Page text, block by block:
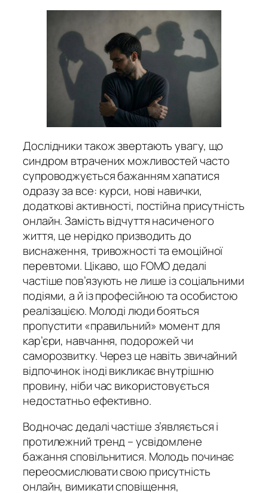
Дослідники також звертають увагу, що
синдром втрачених можливостей часто
супроводжується бажанням хапатися
одразу за все: курси, нові навички,
додаткові активності, постійна присутність
онлайн. Замість відчуття насиченого
життя, це нерідко призводить до
виснаження, тривожності та емоційної
перевтоми. Цікаво, що FOMO дедалі
частіше пов’язують не лише із соціальними
подіями, а й із професійною та особистою
реалізацією. Молоді люди бояться
пропустити «правильний» момент для
кар’єри, навчання, подорожей чи
саморозвитку. Через це навіть звичайний
відпочинок іноді викликає внутрішню
провину, ніби час використовується
недостатньо ефективно.
Водночас дедалі частіше з’являється і
протилежний тренд – усвідомлене
бажання сповільнитися. Молодь починає
переосмислювати свою присутність
онлайн, вимикати сповіщення,